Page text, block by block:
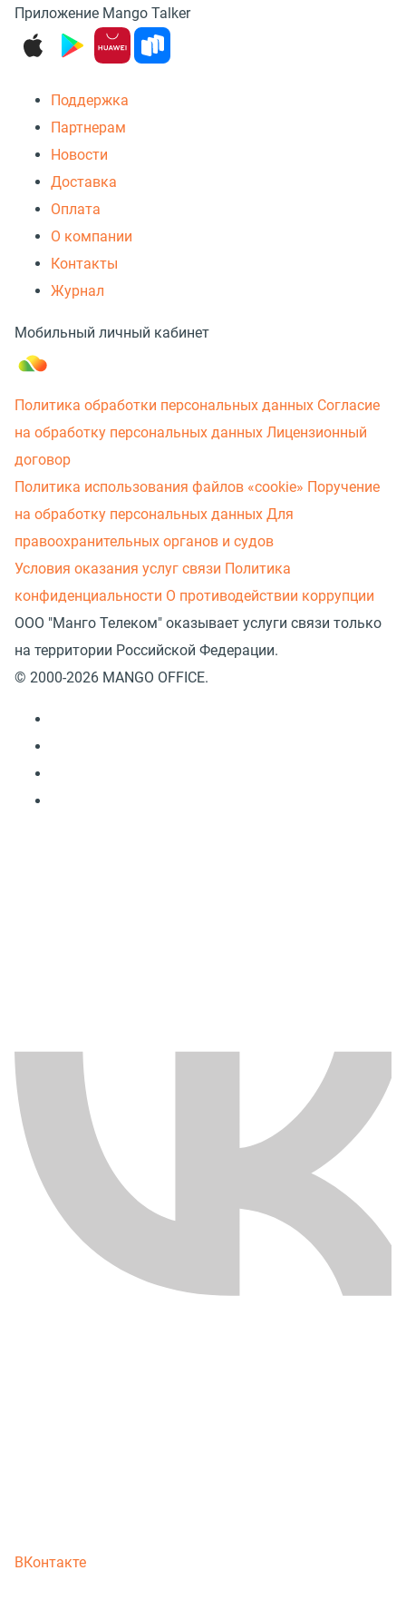
Приложение Mango Talker
Поддержка
Партнерам
Новости
Доставка
Оплата
О компании
Контакты
Журнал
Мобильный личный кабинет
Политика обработки персональных данных Согласие
на обработку персональных данных Лицензионный
договор
Политика использования файлов «cookie» Поручение
на обработку персональных данных Для
правоохранительных органов и судов
Условия оказания услуг связи Политика
конфиденциальности О противодействии коррупции
ООО "Манго Телеком" оказывает услуги связи только
на территории Российской Федерации.
© 2000-2026 MANGO OFFICE.
ВКонтакте